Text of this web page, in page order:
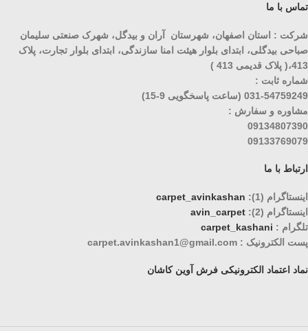
تماس با ما
شرکت : استان اصفهان، شهرستان آران و بیدگل، شهرک صنعتی سلیمان
صباحی بیدگلی، ابتدای بلوار هیئت امنا سازندگی، ابتدای بلوار تجارت، پلاک
413،( پلاک قدیمی 413 )
شماره ثابت :
031-54759249 (ساعت پاسخگویی 9-15)
مشاوره و سفارش :
09134807390
09133769079
ارتباط با ما
اینستاگرام (1):
carpet_avinkashan
اینستاگرام (2):
avin_carpet
تلگرام : carpet_kashani
پست الکترونیک : carpet.avinkashan1@gmail.com
نماد اعتماد الکترونیکی فرش آوین کاشان